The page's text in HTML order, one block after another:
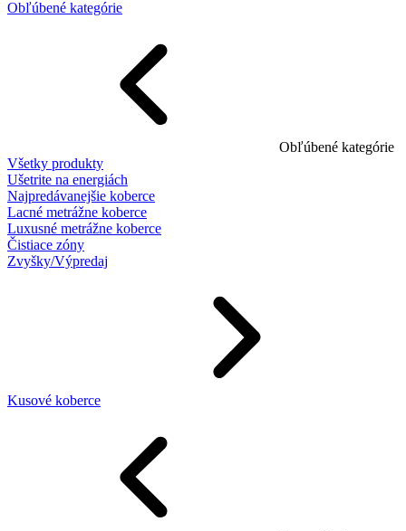
Obľúbené kategórie
Obľúbené kategórie
Všetky produkty
Ušetrite na energiách
Najpredávanejšie koberce
Lacné metrážne koberce
Luxusné metrážne koberce
Čistiace zóny
Zvyšky/Výpredaj
Kusové koberce